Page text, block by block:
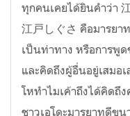
ทุกคนเคยได้ยินคำว่า
江戸しぐさ คือมารยา
เป็นท่าทาง หรือการพูด
และคิดถึงผู้อื่นอยู่เสมอ
โหทำไมเค้าถึงได้คิดถึ
ชาวเอโดะมารยาทดีข